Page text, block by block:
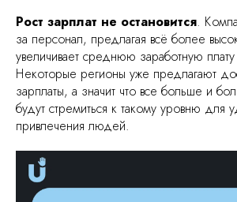
Рост зарплат не остановится.
за персонал, предлагая всё более
увеличивает среднюю заработную
Некоторые регионы уже предлагают
зарплаты, а значит что все больше и
будут стремиться к такому уровню для
привлечения людей.